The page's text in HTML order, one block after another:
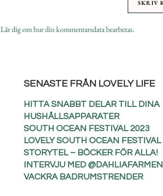
Lär dig om hur din kommentarsdata bearbetas.
SENASTE FRÅN LOVELY LIFE
HITTA SNABBT DELAR TILL DINA
HUSHÅLLSAPPARATER
SOUTH OCEAN FESTIVAL 2023
LOVELY SOUTH OCEAN FESTIVAL
STORYTEL – BÖCKER FÖR ALLA!
INTERVJU MED @DAHLIAFARMEN
VACKRA BADRUMSTRENDER